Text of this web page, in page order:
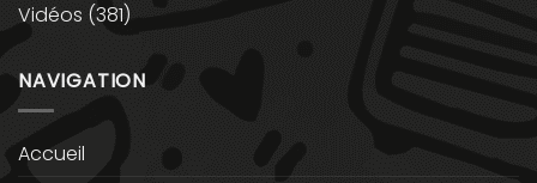
Vidéos (381)
NAVIGATION
Accueil